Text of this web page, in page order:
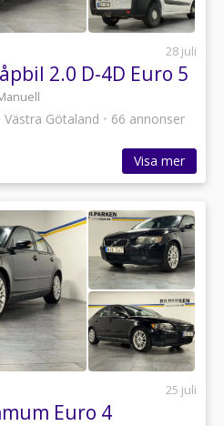
28 juli
2.0 D-4D Euro 5
Västra Götaland • 66 annonser
Visa mer
25 juli
Euro 4